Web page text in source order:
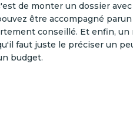
de monter un dossier
être accompagné
conseillé. Et enfin,
faut juste le préciser un
budget.